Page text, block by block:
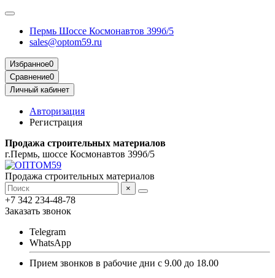
Пермь Шоссе Космонавтов 399б/5
sales@optom59.ru
Избранное0
Сравнение0
Личный кабинет
Авторизация
Регистрация
Продажа строительных материалов
г.Пермь, шоссе Космонавтов 399б/5
Продажа строительных материалов
×
+7 342 234-48-78
Заказать звонок
Telegram
WhatsApp
Прием звонков в рабочие дни с 9.00 до 18.00